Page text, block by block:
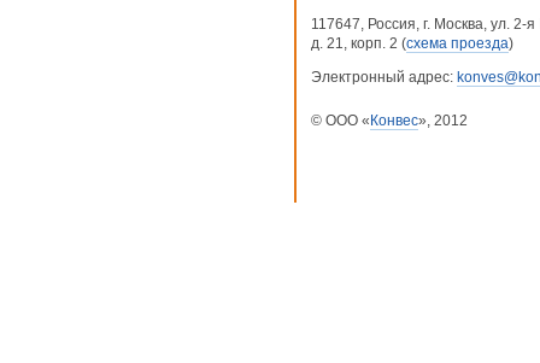
117647, Россия, г. Москва, ул. 2-
д. 21, корп. 2 (схема проезда)
Электронный адрес:
© ООО « Конвес», 2012